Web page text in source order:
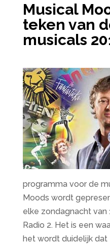
Musical
teken van
musicals
programma voor de
Moods wordt
elke zondagnacht van
Radio 2. Het is een
het wordt duidelijk dat